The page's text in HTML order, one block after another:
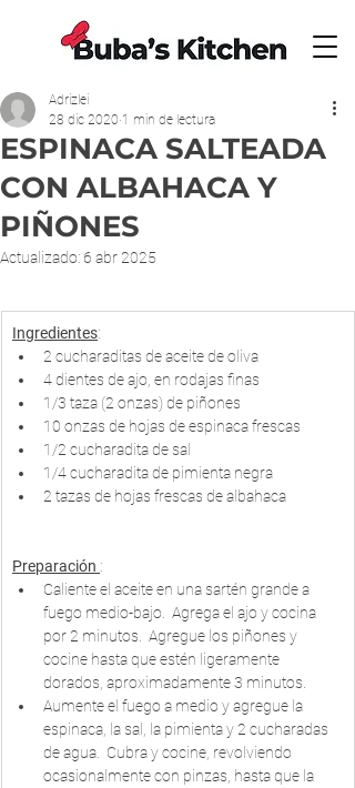
ESPINACA SALTEADA
CON ALBAHACA Y
PIÑONES
Adrizlei
28 dic 2020 1 min de lectura
Actualizado: 6 abr 2025
Ingredientes:
2 cucharaditas de aceite de oliva
4 dientes de ajo, en rodajas finas
1/3 taza (2 onzas) de piñones
10 onzas de hojas de espinaca frescas
1/2 cucharadita de sal
1/4 cucharadita de pimienta negra
2 tazas de hojas frescas de albahaca
Preparación :
Caliente el aceite en una sartén grande a
fuego medio-bajo.  Agrega el ajo y cocina
por 2 minutos.  Agregue los piñones y
cocine hasta que estén ligeramente
dorados, aproximadamente 3 minutos.
Aumente el fuego a medio y agregue la
espinaca, la sal, la pimienta y 2 cucharadas
de agua.  Cubra y cocine, revolviendo
ocasionalmente con pinzas, hasta que la